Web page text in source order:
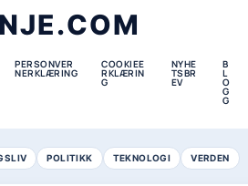
PERSONVER
NERKLÆRING
COOKIEE
RKLÆRIN
G
NYHE
TSBR
EV
B
L
O
G
G
POLITIKK TEKNOLOGI VERDEN